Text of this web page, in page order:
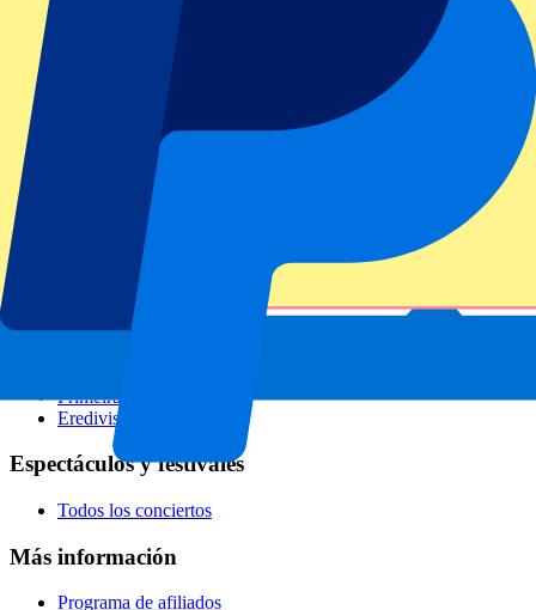
Todos los deportes
Ligas de fútbol
Champions League
Premier League
Serie A
Primeira Liga
Eredivisie
Espectáculos y festivales
Todos los conciertos
Más información
Programa de afiliados